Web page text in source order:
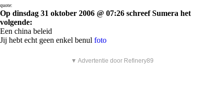
quote:
Op dinsdag 31 oktober 2006 @ 07:26 schreef Sumera het
volgende:
Een china beleid
Jij hebt echt geen enkel benul foto
▼ Advertentie door Refinery89